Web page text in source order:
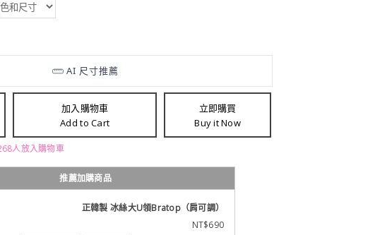
加入購物車
Add to Cart
立即購買
Buy it Now
人放入購物車
推薦加購商品
正韓製 冰絲大U領Bratop（肩可調）
NT$690